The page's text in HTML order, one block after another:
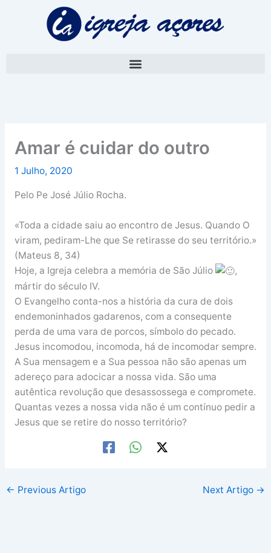
Amar é cuidar do outro
1 Julho, 2020
Pelo Pe José Júlio Rocha.
«Toda a cidade saiu ao encontro de Jesus. Quando O
viram, pediram-Lhe que Se retirasse do seu território.»
(Mateus 8, 34)
Hoje, a Igreja celebra a memória de São Júlio
,
mártir do século IV.
O Evangelho conta-nos a história da cura de dois
endemoninhados gadarenos, com a consequente
perda de uma vara de porcos, símbolo do pecado.
Jesus incomodou, incomoda, há de incomodar sempre.
A Sua mensagem e a Sua pessoa não são apenas um
adereço para adocicar a nossa vida. São uma
autêntica revolução que desassossega e compromete.
Quantas vezes a nossa vida não é um contínuo pedir a
Jesus que se retire do nosso território?
← Previous Artigo Next Artigo →